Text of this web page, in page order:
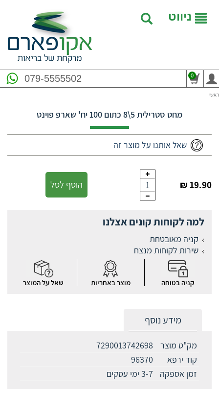
ניווט
079-5555502 0
ראשי
מחט סטרילית 5\8 כתום 100 יח' שארפ פוינט
שאל אותנו על מוצר זה
19.90 ₪
1 הוסף לסל
למה לקוחות קונים אצלנו
קניה מאובטחת
שירות לקוחות מנצח
קניה בטוחה מוצר באחריות שאל על המוצר
מידע נוסף
מק"ט מוצר
7290013742698
קוד ירפא
96370
זמן אספקה
3-7 ימי עסקים